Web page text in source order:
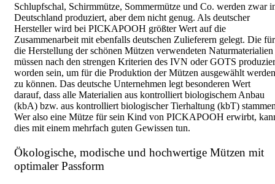
Schlupfschal, Schirmmütze, Sommermütze und Co. werden zwar
Deutschland produziert, aber dem nicht genug. Als deutscher
Hersteller wird bei PICKAPOOH größter Wert auf die
Zusammenarbeit mit ebenfalls deutschen Zulieferern gelegt. Die für
die Herstellung der schönen Mützen verwendeten Naturmaterialien
müssen nach den strengen Kriterien des IVN oder GOTS
worden sein, um für die Produktion der Mützen ausgewählt werden
zu können. Das deutsche Unternehmen legt besonderen Wert
darauf, dass alle Materialien aus kontrolliert biologischem Anbau
(kbA) bzw. aus kontrolliert biologischer Tierhaltung (kbT)
Wer also eine Mütze für sein Kind von PICKAPOOH erwirbt,
dies mit einem mehrfach guten Gewissen tun.
Ökologische, modische und hochwertige Mützen mit
optimaler Passform